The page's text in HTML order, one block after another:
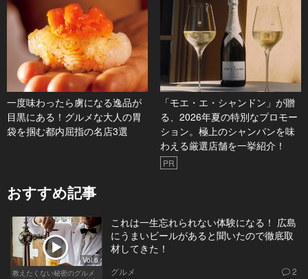
一度味わったら虜になる逸品が
目黒にある！グルメな大人の胃
袋を掴む都内屈指の名店3選
「モエ・エ・シャンドン」が贈
る、2026年夏の特別なプロモー
ション。極上のシャンパンを味
わえる厳選店舗を一挙紹介！
PR
おすすめ記事
Vol.6
教えたくない秘密のグルメ
これは一生忘れられない体験になる！ 広島
にうまいビールがあると聞いたので徹底取
材してきた！
グルメ 2